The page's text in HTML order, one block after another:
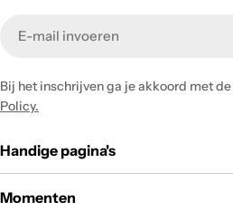
Bij het inschrijven ga je akkoord met de
Policy.
Handige pagina's
Momenten